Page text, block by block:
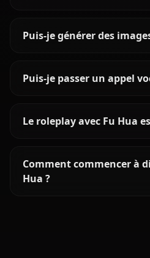
Puis-je générer des
Puis-je passer un appel
Le roleplay avec Fu Hua
Comment commencer à
Hua ?